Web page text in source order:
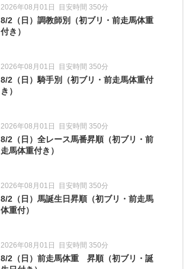
2026年08月01日 目安時間 350分
8/2（日）調教師別（初ブリ・前走馬体重
付き）
2026年08月01日 目安時間 350分
8/2（日）騎手別（初ブリ・前走馬体重付
き）
2026年08月01日 目安時間 350分
8/2（日）全レース馬番昇順（初ブリ・前
走馬体重付き）
2026年08月01日 目安時間 350分
8/2（日）馬誕生日昇順（初ブリ・前走馬
体重付）
2026年08月01日 目安時間 350分
8/2（日）前走馬体重 昇順（初ブリ・誕